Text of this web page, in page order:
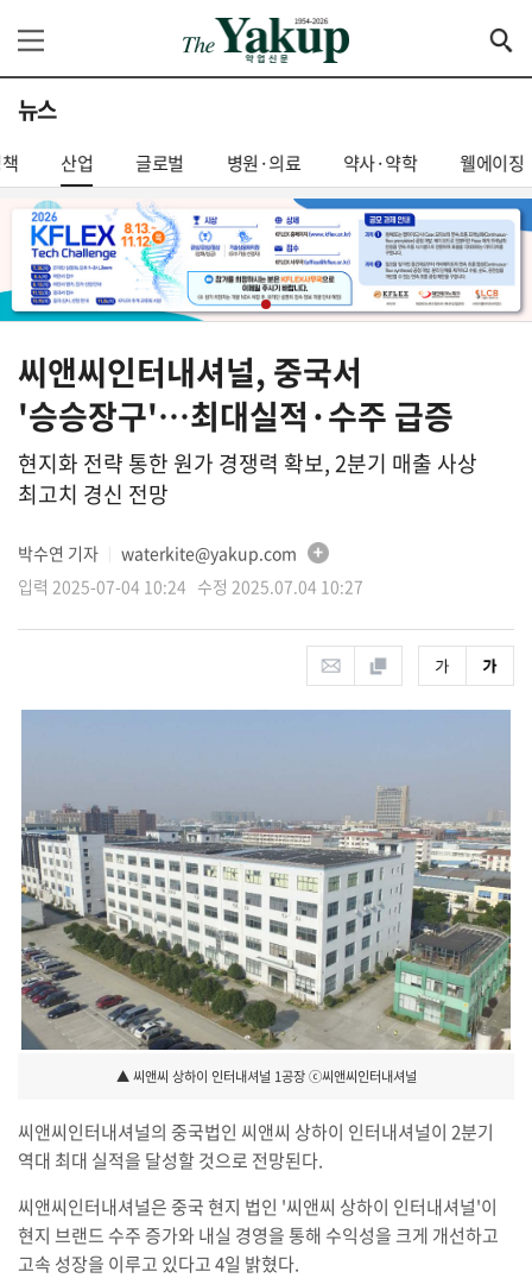
뉴스
산업 글로벌 병원·의료 약사·약학 웰에이징
씨앤씨인터내셔널, 중국서
'승승장구'…최대실적·수주 급증
현지화 전략 통한 원가 경쟁력 확보, 2분기 매출 사상
최고치 경신 전망
박수연 기자
waterkite@yakup.com
입력 2025-07-04 10:24 수정 2025.07.04 10:27
▲ 씨앤씨 상하이 인터내셔널 1공장 ⓒ씨앤씨인터내셔널
씨앤씨인터내셔널의 중국법인 씨앤씨 상하이 인터내셔널이 2분기
역대 최대 실적을 달성할 것으로 전망된다.
씨앤씨인터내셔널은 중국 현지 법인 '씨앤씨 상하이 인터내셔널'이
현지 브랜드 수주 증가와 내실 경영을 통해 수익성을 크게 개선하고
고속 성장을 이루고 있다고 4일 밝혔다.